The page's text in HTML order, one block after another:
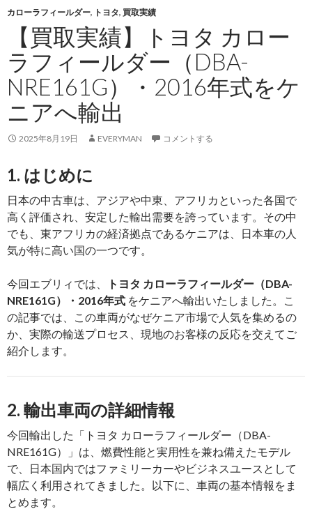
カローラフィールダー, トヨタ, 買取実績
【買取実績】トヨタ カロー
ラフィールダー（DBA-
NRE161G）・2016年式をケ
ニアへ輸出
2025年8月19日 EVERYMAN コメントする
1. はじめに
日本の中古車は、アジアや中東、アフリカといった各国で
高く評価され、安定した輸出需要を誇っています。その中
でも、東アフリカの経済拠点であるケニアは、日本車の人
気が特に高い国の一つです。
今回エブリィでは、
トヨタ カローラフィールダー（DBA-
NRE161G）・2016年式 をケニアへ輸出いたしました。こ
の記事では、この車両がなぜケニア市場で人気を集めるの
か、実際の輸送プロセス、現地のお客様の反応を交えてご
紹介します。
2. 輸出車両の詳細情報
今回輸出した「トヨタ カローラフィールダー（DBA-
NRE161G）」は、燃費性能と実用性を兼ね備えたモデル
で、日本国内ではファミリーカーやビジネスユースとして
幅広く利用されてきました。以下に、車両の基本情報をま
とめます。